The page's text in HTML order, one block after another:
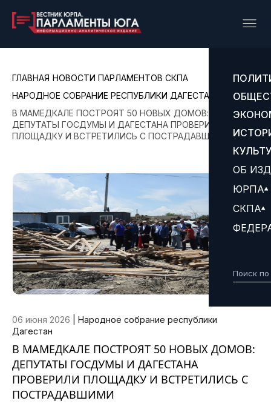
ОБ
ЮРПА
СКПА
ГЛАВНАЯ НОВОСТИ ПАРЛАМЕНТОВ СКПА
НАРОДНОЕ СОБРАНИЕ РЕСПУБЛИКИ ДАГЕСТАН
В МАМЕДКАЛЕ ПОСТРОЯТ 50 НОВЫХ ДОМОВ:
ДЕПУТАТЫ ГОСДУМЫ И ДАГЕСТАНА ПРОВЕРИЛИ
ПЛОЩАДКУ И ВСТРЕТИЛИСЬ С ПОСТРАДАВШИМИ
06 июня 2026
Народное собрание республики
Дагестан
В МАМЕДКАЛЕ ПОСТРОЯТ 50 НОВЫХ ДОМОВ:
ДЕПУТАТЫ ГОСДУМЫ И ДАГЕСТАНА
ПРОВЕРИЛИ ПЛОЩАДКУ И ВСТРЕТИЛИСЬ С
ПОСТРАДАВШИМИ